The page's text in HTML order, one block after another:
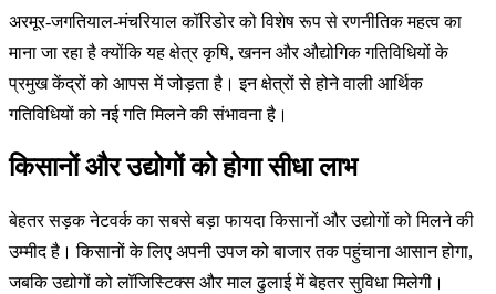
अरमूर-जगतियाल-मंचरियाल कॉरिडोर को विशेष रूप से रणनीतिक महत्व का
माना जा रहा है क्योंकि यह क्षेत्र कृषि, खनन और औद्योगिक गतिविधियों के
प्रमुख केंद्रों को आपस में जोड़ता है। इन क्षेत्रों से होने वाली आर्थिक
गतिविधियों को नई गति मिलने की संभावना है।
किसानों और उद्योगों को होगा सीधा लाभ
बेहतर सड़क नेटवर्क का सबसे बड़ा फायदा किसानों और उद्योगों को मिलने की
उम्मीद है। किसानों के लिए अपनी उपज को बाजार तक पहुंचाना आसान होगा,
जबकि उद्योगों को लॉजिस्टिक्स और माल ढुलाई में बेहतर सुविधा मिलेगी।